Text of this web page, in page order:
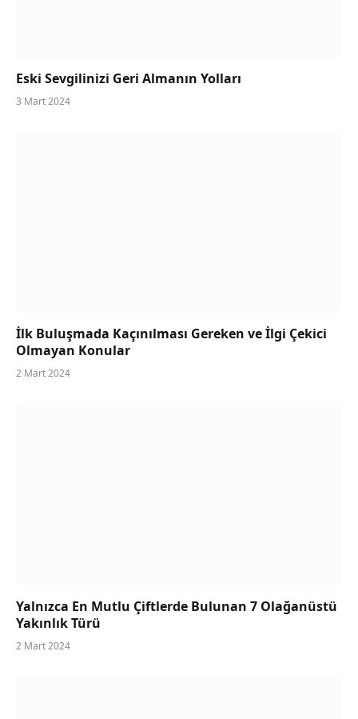
Eski Sevgilinizi Geri Almanın Yolları
3 Mart 2024
İlk Buluşmada Kaçınılması Gereken ve İlgi Çekici
Olmayan Konular
2 Mart 2024
Yalnızca En Mutlu Çiftlerde Bulunan 7 Olağanüstü
Yakınlık Türü
2 Mart 2024